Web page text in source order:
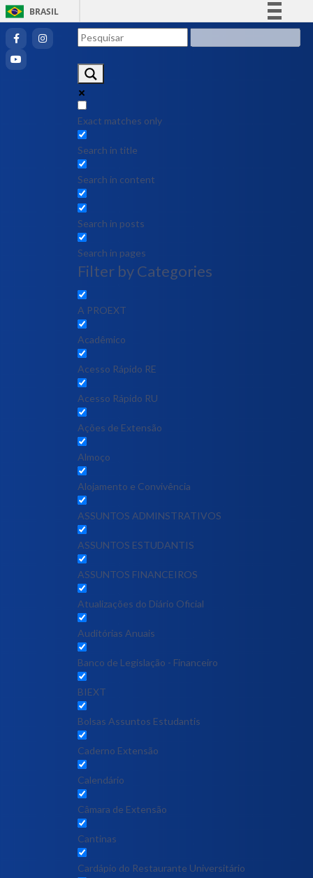
BRASIL
Exact matches only
Search in title
Search in content
Search in posts
Search in pages
Filter by Categories
A PROEXT
Acadêmico
Acesso Rápido RE
Acesso Rápido RU
Ações de Extensão
Almoço
Alojamento e Convivência
ASSUNTOS ADMINSTRATIVOS
ASSUNTOS ESTUDANTIS
ASSUNTOS FINANCEIROS
Atualizações do Diário Oficial
Auditórias Anuais
Banco de Legislação - Financeiro
BIEXT
Bolsas Assuntos Estudantis
Caderno Extensão
Calendário
Câmara de Extensão
Cantinas
Cardápio do Restaurante Universitário